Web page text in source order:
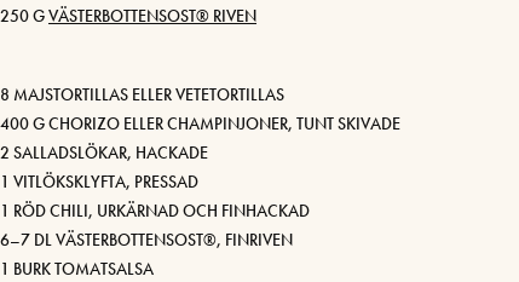
250 GVÄSTERBOTTENSOST® RIVEN
8 MAJSTORTILLAS ELLER VETETORTILLAS
400 G CHORIZO ELLER CHAMPINJONER, TUNT SKIVADE
2 SALLADSLÖKAR, HACKADE
1 VITLÖKSKLYFTA, PRESSAD
1 RÖD CHILI, URKÄRNAD OCH FINHACKAD
6–7 DL VÄSTERBOTTENSOST®, FINRIVEN
1 BURK TOMATSALSA